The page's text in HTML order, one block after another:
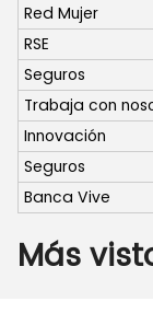
Red Mujer
RSE
Seguros
Trabaja con
Innovación
Seguros
Banca Vive
Más